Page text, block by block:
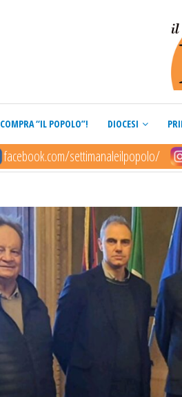
COMPRA “IL POPOLO”! DIOCESI
facebook.com/settimanaleilpopolo/